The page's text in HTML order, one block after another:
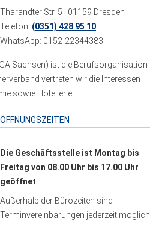
Tharandter Str. 5 | 01159 Dresden
Telefon: (0351) 428 95 10
WhatsApp: 0152-22344383
Sachsen) ist die Berufsorganisation
vertreten wir die Interessen
sowie Hotellerie.
ÖFFNUNGSZEITEN
Die Geschäftsstelle ist Montag bis
Freitag von 08.00 Uhr bis 17.00 Uhr
geöffnet
Außerhalb der Bürozeiten sind
Terminvereinbarungen jederzeit möglich.